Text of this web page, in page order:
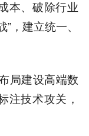
本、破除行业
，建立统一、
局建设高端数
注技术攻关，